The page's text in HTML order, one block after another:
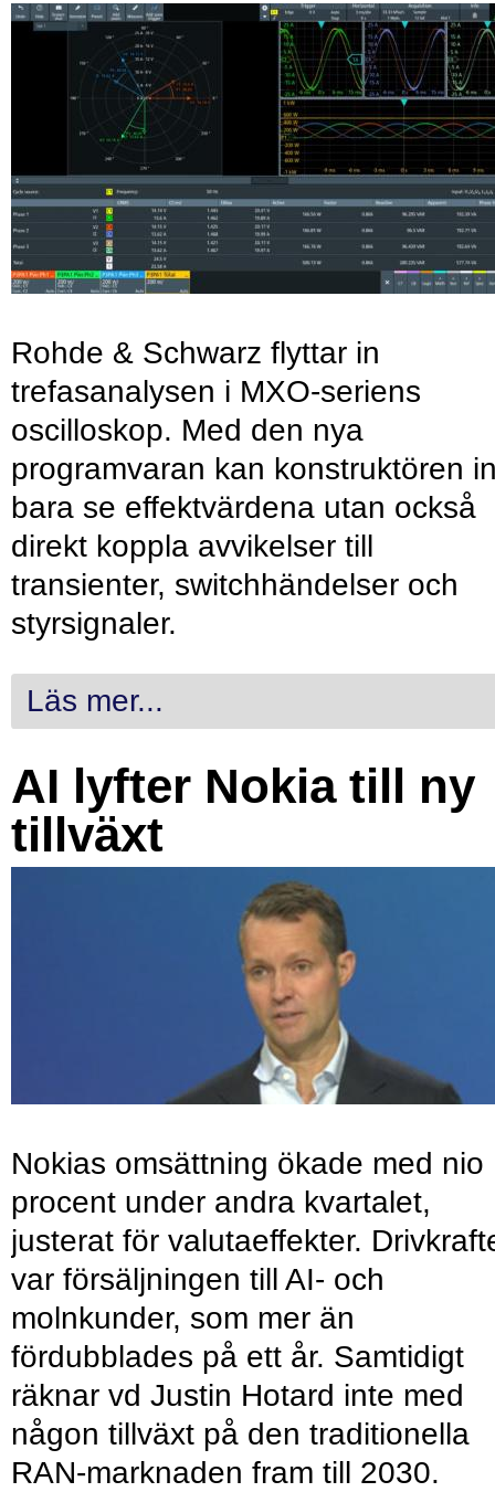
Rohde & Schwarz flyttar in
trefasanalysen i MXO-seriens
oscilloskop. Med den nya
programvaran kan konstruktören
bara se effektvärdena utan också
direkt koppla avvikelser till
transienter, switchhändelser och
styrsignaler.
Läs mer...
AI lyfter Nokia till ny
tillväxt
Nokias omsättning ökade med nio
procent under andra kvartalet,
justerat för valutaeffekter.
var försäljningen till AI- och
molnkunder, som mer än
fördubblades på ett år. Samtidigt
räknar vd Justin Hotard inte med
någon tillväxt på den traditionella
RAN-marknaden fram till 2030.